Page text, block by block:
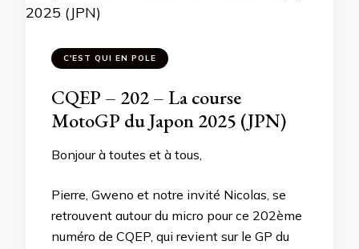
C'EST QUI EN POLE
CQEP – 202 – La course
MotoGP du Japon 2025 (JPN)
Bonjour à toutes et à tous,
Pierre, Gweno et notre invité Nicolas, se
retrouvent autour du micro pour ce 202ème
numéro de CQEP, qui revient sur le GP du